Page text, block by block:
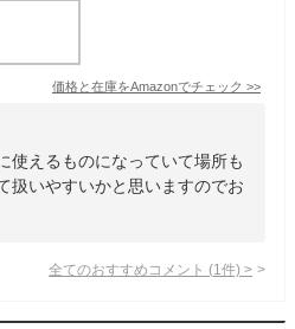
価格と在庫をAmazonでチェック >>
使えるものになっていて場所も
扱いやすいかと思いますのでお
全てのおすすめコメント (1 件) >